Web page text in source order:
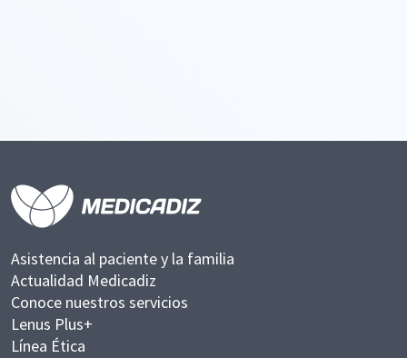
Asistencia al paciente y la familia
Actualidad Medicadiz
Conoce nuestros servicios
Lenus Plus+
Línea Ética